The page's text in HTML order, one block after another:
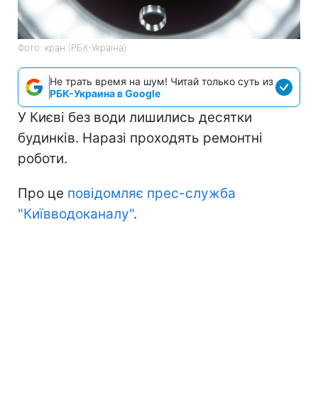
Фото: кран (РБК-Україна)
Не трать время на шум! Читай только суть из
РБК-Украина в Google
У Києві без води лишились десятки
будинків. Наразі проходять ремонтні
роботи.
Про це повідомляє прес-служба
"Київводоканалу".